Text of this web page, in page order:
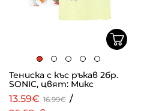
Тениска с къс ръкав 2бр.
SONIC, цвят: Микс
13.59€ 16.99€ /